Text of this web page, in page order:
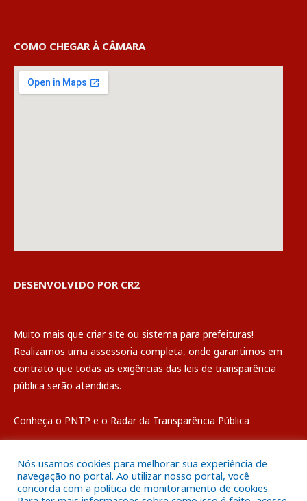
COMO CHEGAR À CÂMARA
DESENVOLVIDO POR CR2
Muito mais que criar site ou sistema para prefeituras!
Realizamos uma assessoria completa, onde garantimos em
contrato que todas as exigências das leis de transparência
pública serão atendidas.
Conheça o PNTP e o Radar da Transparência Pública
Todos os direitos reservados a Câmara Municipal de Breves
Nós usamos cookies para melhorar sua experiência de
navegação no portal. Ao utilizar nosso portal, você
concorda com a política de monitoramento de cookies.